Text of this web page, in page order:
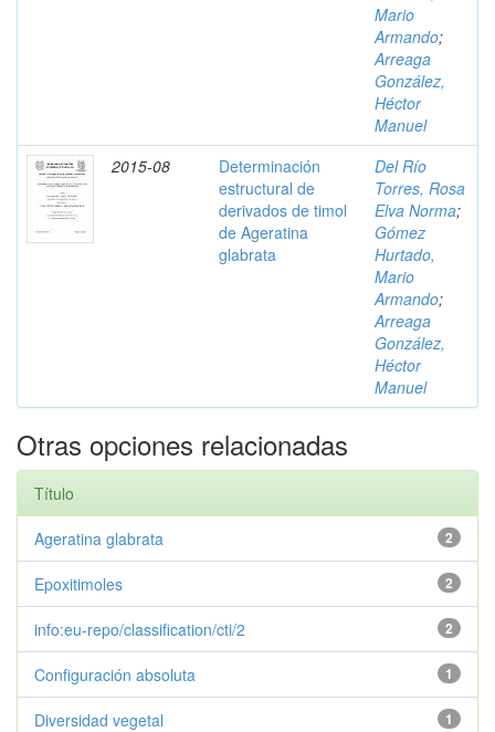
Mario
Armando;
Arreaga
González,
Héctor
Manuel
2015-08
Determinación
estructural de
derivados de timol
de Ageratina
glabrata
Del Río
Torres, Rosa
Elva Norma;
Gómez
Hurtado,
Mario
Armando;
Arreaga
González,
Héctor
Manuel
Otras opciones relacionadas
Título
2
Ageratina glabrata
2
Epoxitimoles
2
info:eu-repo/classification/cti/2
1
Configuración absoluta
1
Diversidad vegetal